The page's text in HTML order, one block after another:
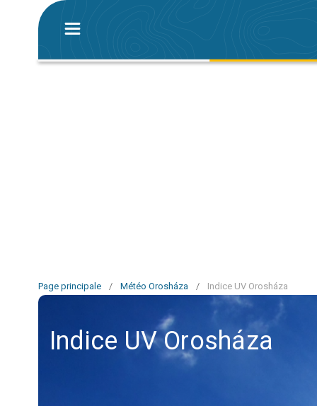
Page principale / Météo Orosháza / Indice UV Orosháza
Indice UV Orosháza